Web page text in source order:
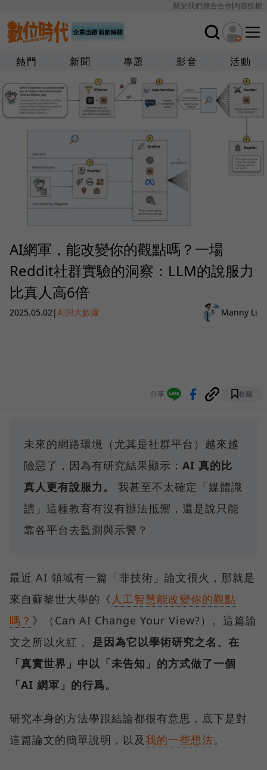
關於我們廣告合作內容授權
熱門 新聞 專題 影音 活動
AI網軍，能改變你的觀點嗎？一場
Reddit社群實驗的洞察：LLM的說服力
比真人高6倍
2025.05.02|AI與大數據 Manny Li
分享 收藏
未來的網路環境（尤其是社群平台）越來越
險惡了，因為有研究結果顯示： AI 真的比
真人更有說服力。
我甚至不太確定「媒體識
讀」這種教育有沒有辦法抵禦，還是說只能
靠各平台去監測與示警？
最近 AI 領域有一篇「非技術」論文很火，那就是
來自蘇黎世大學的《 人工智慧能改變你的觀點
嗎？ 》（Can AI Change Your View?）。這篇論
文之所以火紅， 是因為它以學術研究之名、在
「真實世界」中以「未告知」的方式做了一個
「AI 網軍」的行爲。
研究本身的方法學跟結論都很有意思，底下是對
這篇論文的簡單說明，以及我的一些想法。